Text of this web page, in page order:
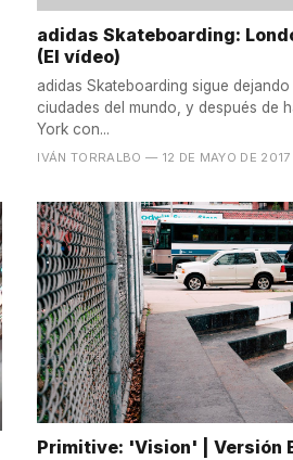
adidas Skateboarding:
(El vídeo)
adidas Skateboarding sigue
ciudades del mundo, y después de
York con...
IVÁN TORRALBO — 12 DE MAYO DE 2017
Primitive: 'Vision' | Versión